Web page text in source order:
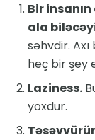
Bir
ala
səhvdir.
heç bir şey
Laziness.
yoxdur.